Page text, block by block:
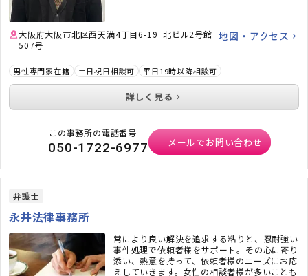
大阪府大阪市北区西天満4丁目6-19 北ビル2号館
507号
地図・アクセス
男性専門家在籍 土日祝日相談可 平日19時以降相談可
詳しく見る
この事務所の電話番号
050-1722-6977 メールでお問い合わせ
弁護士
永井法律事務所
常により良い解決を追求する粘りと、忍耐強い
事件処理で依頼者様をサポート。その心に寄り
添い、熱意を持って、依頼者様のニーズにお応
えしていきます。女性の相談者様が多いことも